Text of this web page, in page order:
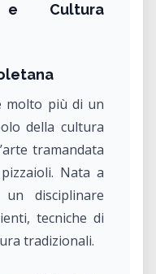
e Cultura
molto più di un
della cultura
tramandata
Nata a
disciplinare
tecniche di
tradizionali.